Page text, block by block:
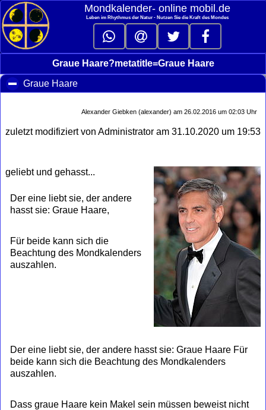
Mondkalender‑ online mobil.de
Leben im Rhythmus der Natur - Nutzen Sie die Kraft des Mondes
Graue Haare?metatitle=Graue Haare
Graue Haare
Alexander Giebken (alexander) am 26.02.2016 um 02:03 Uhr
zuletzt modifiziert von Administrator am 31.10.2020 um 19:53
geliebt und gehasst...
Der eine liebt sie, der andere
hasst sie: Graue Haare,
Für beide kann sich die
Beachtung des Mondkalenders
auszahlen.
Der eine liebt sie, der andere hasst sie: Graue Haare Für
beide kann sich die Beachtung des Mondkalenders
auszahlen.
Dass graue Haare kein Makel sein müssen beweist nicht